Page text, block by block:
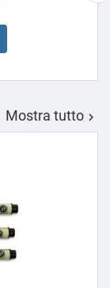
Mostra tutto 